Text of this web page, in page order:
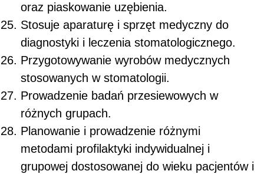
oraz piaskowanie uzębienia.
Stosuje aparaturę i sprzęt medyczny do
diagnostyki i leczenia stomatologicznego.
Przygotowywanie wyrobów medycznych
stosowanych w stomatologii.
Prowadzenie badań przesiewowych w
różnych grupach.
Planowanie i prowadzenie różnymi
metodami profilaktyki indywidualnej i
grupowej dostosowanej do wieku pacjentów i